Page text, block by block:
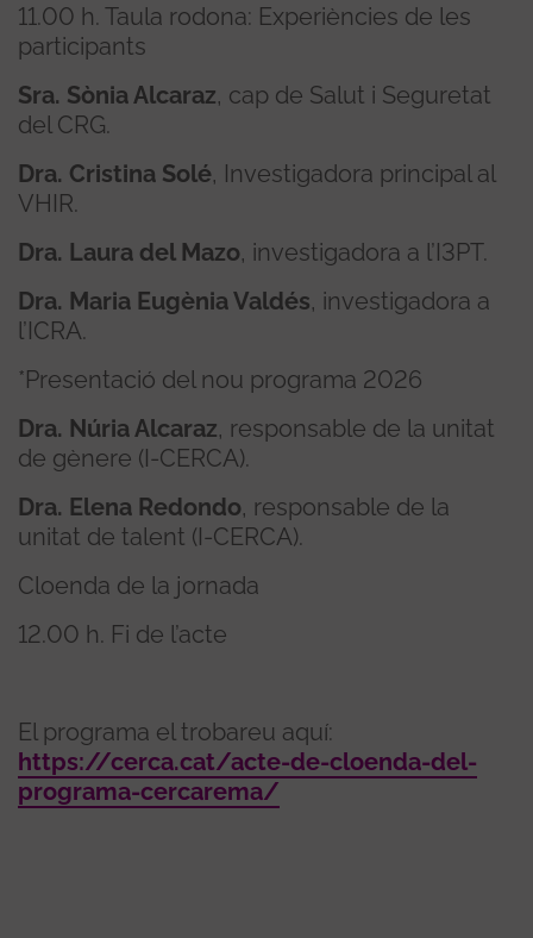
11.00 h. Taula rodona: Experiències de les
participants
Sra. Sònia Alcaraz, cap de Salut i Seguretat
del CRG.
Dra. Cristina Solé, Investigadora principal al
VHIR.
Dra. Laura del Mazo, investigadora a l’I3PT.
Dra. Maria Eugènia Valdés, investigadora a
l’ICRA.
*Presentació del nou programa 2026
Dra. Núria Alcaraz, responsable de la unitat
de gènere (I-CERCA).
Dra. Elena Redondo, responsable de la
unitat de talent (I-CERCA).
Cloenda de la jornada
12.00 h. Fi de l’acte
El programa el trobareu aquí:
https://cerca.cat/acte-de-cloenda-del-
programa-cercarema/